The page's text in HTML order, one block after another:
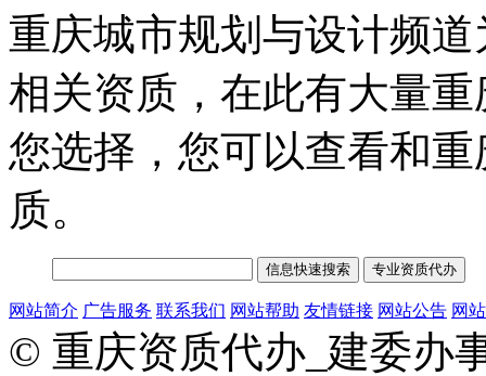
重庆城市规划与设计频
相关资质，在此有大量
您选择，您可以查看和
质。
网站简介 广告服务 联系我们 网站帮助 友情链接 网站公告 网
© 重庆资质代办_建委办